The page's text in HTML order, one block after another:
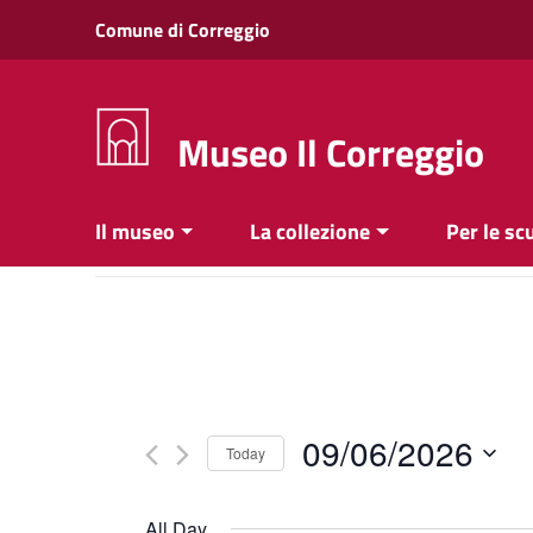
Vai ai contenuti
Vai al menu di navigazione
Comune di Correggio
Museo Il Correggio
Il museo La collezione Per le
Today 09/06/2026
date.